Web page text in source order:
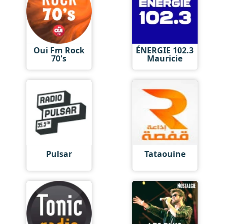
Oui Fm Rock
70's
ÉNERGIE 102.3
Mauricie
Pulsar Tataouine